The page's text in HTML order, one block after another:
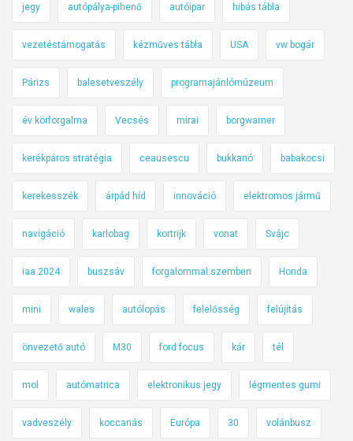
jegy autópálya-pihenő autóipar hibás tábla
vezetéstámogatás kézműves tábla USA vw bogár
Párizs balesetveszély programajánlómúzeum
év körforgalma Vecsés mirai borgwarner
kerékpáros stratégia ceausescu bukkanó babakocsi
kerekesszék árpád híd innováció elektromos jármű
navigáció karlobag kortrijk vonat Svájc
iaa 2024 buszsáv forgalommal szemben Honda
mini wales autólopás felelősség felújítás
önvezető autó M30 ford focus kár tél
mol autómatrica elektronikus jegy légmentes gumi
vadveszély koccanás Európa 30 volánbusz